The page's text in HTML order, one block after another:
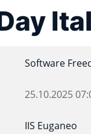
Software
25.10.2025
IIS Euganeo